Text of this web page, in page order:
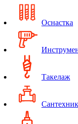
Оснастка
Такелаж